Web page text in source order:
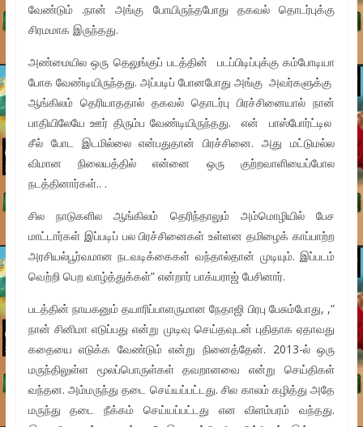
வேண்டும் .நான் அங்கு போயிருந்தபோது தகவல் தொடர்புக்கு
சிரமமாக இருந்தது.
அண்மையில ஒரு தெலுங்குப் படத்தின் படப்பிடிப்புக்கு கம்போடியா
போக வேண்டியிருந்தது. அப்படிப் போனபோது அங்கு அவர்களுக்கு
ஆங்கிலம் தெரியாததால் தகவல் தொடர்பு பிரச்சினையால் நான்
பாதியிலேயே ஊர் திரும்ப வேண்டியிருந்தது. என் பாஸ்போர்ட்டில
சீல் போட இடமில்லை என்பதுதான் பிரச்சினை. அது மட்டுமல்ல
விமான நிலையத்தில் என்னை ஒரு குற்றவாளியைப்போல
நடத்தினார்கள்.. .
சில நாடுகளில ஆங்கிலம் தெரிந்தாலும் அம்மொழியில் பேச
மாட்டார்கள் இப்படிப் பல பிரச்சினைகள் உள்ளன தமிழைக் காப்பாற்ற
அரசியல்பூர்வமான நடவடிக்கைகள் வந்தால்தான் முடியும். இப்படம்
வெற்றி பெற வாழ்த்துக்கள்” என்றார் பாக்யராஜ் பேசினார்.
படத்தின் நாயகனும் தயாரிப்பாளருமான நேதாஜி பிரபு பேசும்போது, ,”
நான் சினிமா எடுப்பது என்று முடிவு செய்தவுடன் புதிதாக ஏதாவது
கதையை எடுக்க வேண்டும் என்று நினைத்தேன். 2013-ல் ஒரு
மருந்திலுள்ள மூலப்பொருள்கள் தவறானவை என்று செய்திகள்
வந்தன. அம்மருந்து தடை செய்யப்பட்டது. சில காலம் கழித்து அதே
மருந்து தடை நீக்கம் செய்யப்பட்டது என விளம்பரம் வந்தது.